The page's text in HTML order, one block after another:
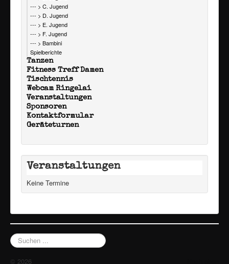
--- > C. Jugend
--- > D. Jugend
--- > E. Jugend
--- > F. Jugend
--- > Bambini
Spielberichte
Tanzen
Fitness Treff Damen
Tischtennis
Webcam Ringelai
Veranstaltungen
Sponsoren
Kontaktformular
Geräteturnen
Veranstaltungen
Keine Termine
Suchen
...
© 2026